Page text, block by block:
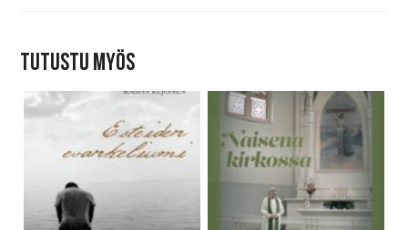
Tutustu myös